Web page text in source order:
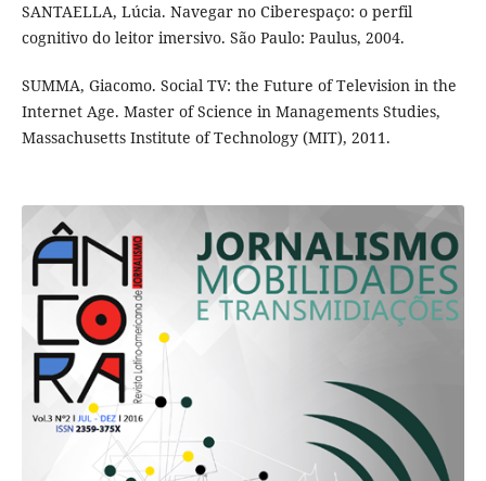
SANTAELLA, Lúcia. Navegar no Ciberespaço: o perfil
cognitivo do leitor imersivo. São Paulo: Paulus, 2004.
SUMMA, Giacomo. Social TV: the Future of Television in the
Internet Age. Master of Science in Managements Studies,
Massachusetts Institute of Technology (MIT), 2011.